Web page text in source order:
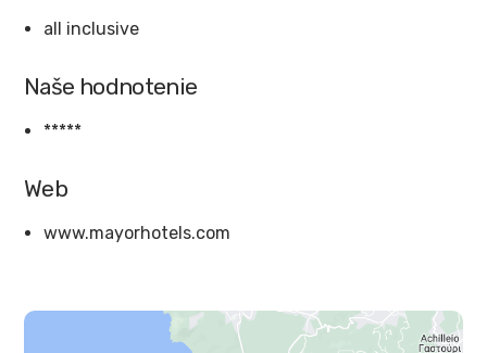
all inclusive
Naše hodnotenie
*****
Web
www.mayorhotels.com